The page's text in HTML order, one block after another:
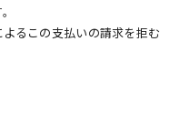
るこの支払いの請求を拒む